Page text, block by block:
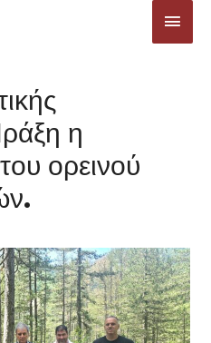
η
ορεινού